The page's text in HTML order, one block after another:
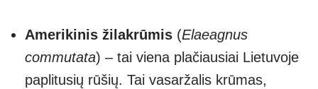
Amerikinis žilakrūmis (Elaeagnus
commutata) – tai viena plačiausiai Lietuvoje
paplitusių rūšių. Tai vasaržalis krūmas,